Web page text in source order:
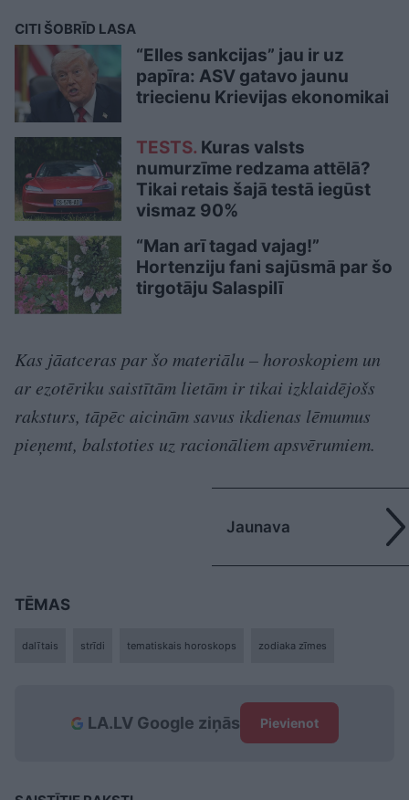
CITI ŠOBRĪD LASA
“Elles sankcijas” jau ir uz
papīra: ASV gatavo jaunu
triecienu Krievijas ekonomikai
TESTS. Kuras valsts
numurzīme redzama attēlā?
Tikai retais šajā testā iegūst
vismaz 90%
“Man arī tagad vajag!”
Hortenziju fani sajūsmā par šo
tirgotāju Salaspilī
Kas jāatceras par šo materiālu – horoskopiem un
ar ezotēriku saistītām lietām ir tikai izklaidējošs
raksturs, tāpēc aicinām savus ikdienas lēmumus
pieņemt, balstoties uz racionāliem apsvērumiem.
Jaunava
TĒMAS
dalītais strīdi tematiskais horoskops zodiaka zīmes
LA.LV Google ziņās Pievienot